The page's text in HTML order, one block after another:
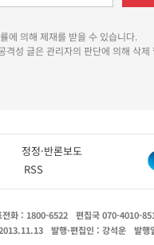
에 의해 제재를 받을 수 있습니다.
성 글은 관리자의 판단에 의해 삭제
정정·반론보도
RSS
전화 : 1800-6522 편집국 070-4010-
발행·편집인 : 강석운 발행